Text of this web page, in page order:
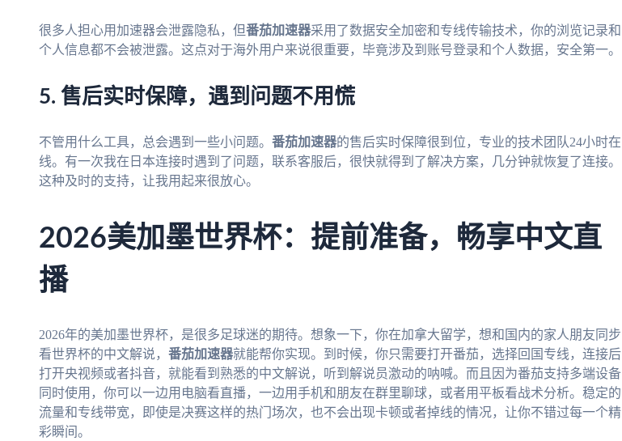
很多人担心用加速器会泄露隐私，但番茄加速器采用了数据安全加密和专线传输技术，你的浏览记录和
个人信息都不会被泄露。这点对于海外用户来说很重要，毕竟涉及到账号登录和个人数据，安全第一。
5. 售后实时保障，遇到问题不用慌
不管用什么工具，总会遇到一些小问题。 番茄加速器的售后实时保障很到位，专业的技术团队24小时在
线。有一次我在日本连接时遇到了问题，联系客服后，很快就得到了解决方案，几分钟就恢复了连接。
这种及时的支持，让我用起来很放心。
2026美加墨世界杯：提前准备，畅享中文直
播
2026年的美加墨世界杯，是很多足球迷的期待。想象一下，你在加拿大留学，想和国内的家人朋友同步
看世界杯的中文解说， 番茄加速器就能帮你实现。到时候，你只需要打开番茄，选择回国专线，连接后
打开央视频或者抖音，就能看到熟悉的中文解说，听到解说员激动的呐喊。而且因为番茄支持多端设备
同时使用，你可以一边用电脑看直播，一边用手机和朋友在群里聊球，或者用平板看战术分析。稳定的
流量和专线带宽，即使是决赛这样的热门场次，也不会出现卡顿或者掉线的情况，让你不错过每一个精
彩瞬间。